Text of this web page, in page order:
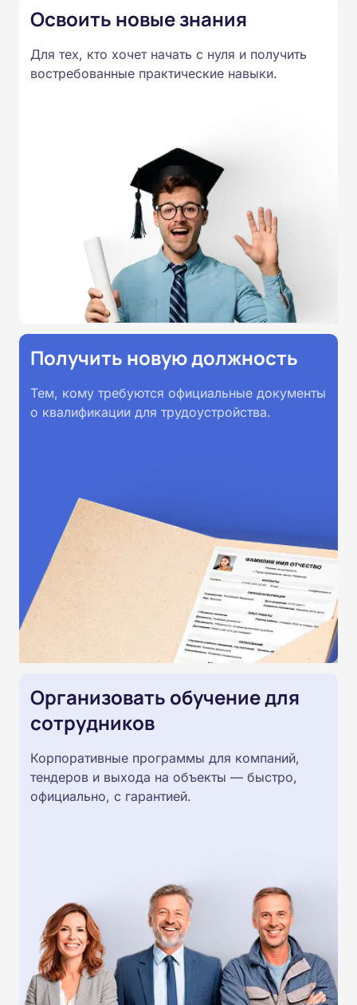
Освоить новые знания
Для тех, кто хочет начать с нуля и получить
востребованные практические навыки.
Получить новую должность
Тем, кому требуются официальные документы
о квалификации для трудоустройства.
Организовать обучение для
сотрудников
Корпоративные программы для компаний,
тендеров и выхода на объекты — быстро,
официально, с гарантией.